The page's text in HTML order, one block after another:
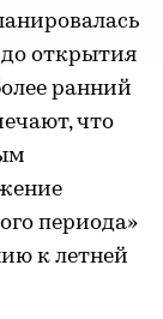
до открытия
ранний
что
периода»
к летней